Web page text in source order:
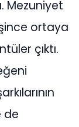
Mezuniyet
ortaya
çıktı.
de